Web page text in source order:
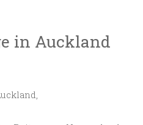
in Auckland